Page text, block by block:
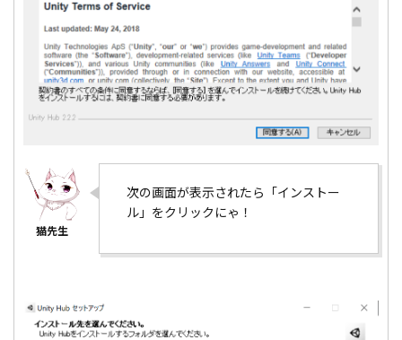
次の画面が表示されたら「インストー
ル」をクリックにゃ！